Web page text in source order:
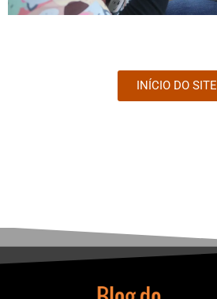
INÍCIO DO SITE